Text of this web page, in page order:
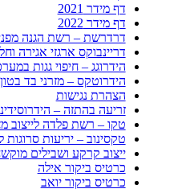
דף מידר 2021
דף מידר 2022
דרדרשת – רשת הגנה
דריינבוקס ארגזי אגירה
הידרוגג – חיפוי גגות
הידרוטקס – מזרני בד בטון
הצהרת נגישות
זריעה בהתזה –
טקו – רשת פלדה לייצוב
טקסינוב – יריעות סרוגות
ייצוב קרקע ושבילים
כרטיס ביקור אילה
כרטיס ביקור יואב